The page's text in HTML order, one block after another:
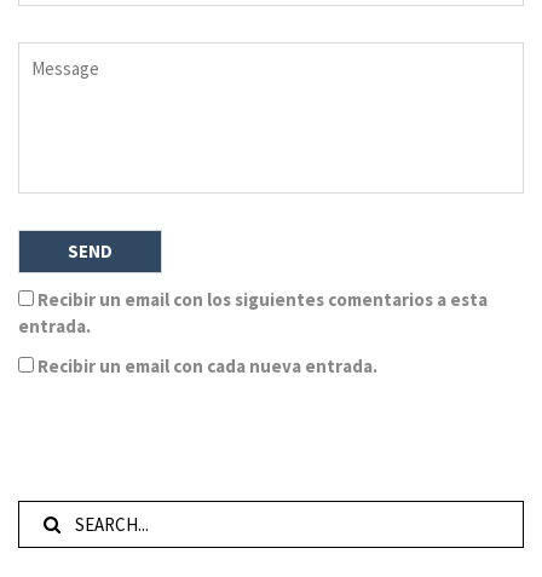
Recibir un email con los siguientes comentarios a esta
entrada.
Recibir un email con cada nueva entrada.